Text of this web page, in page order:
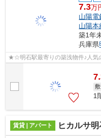
7.3万
山陽電
山陽本
築1年
兵庫県
★☆明石駅最寄りの築浅物件♪人
1
賃貸 | アパート ヒカルサ